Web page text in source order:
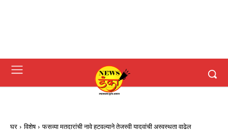
घर विशेष फसव्या मतदारांची नावे हटवल्याने तेजस्वी यादवांची अस्वस्थता वाढेल